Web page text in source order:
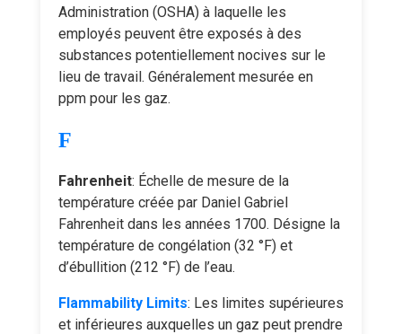
Administration (OSHA) à laquelle les
employés peuvent être exposés à des
substances potentiellement nocives sur le
lieu de travail. Généralement mesurée en
ppm pour les gaz.
F
Fahrenheit: Échelle de mesure de la
température créée par Daniel Gabriel
Fahrenheit dans les années 1700. Désigne la
température de congélation (32 °F) et
d’ébullition (212 °F) de l’eau.
Flammability Limits: Les limites supérieures
et inférieures auxquelles un gaz peut prendre